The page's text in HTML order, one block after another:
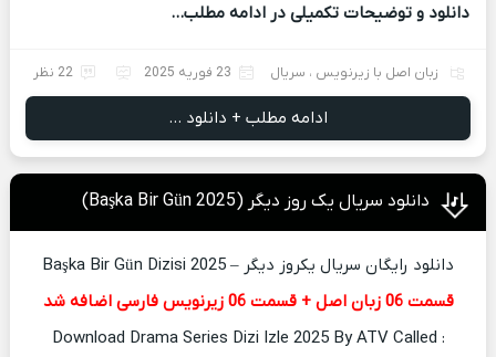
دانلود و توضیحات تکمیلی در ادامه مطلب…
زبان اصل با زیرنویس ، سریال 23 فوریه 2025 22 نظر
ادامه مطلب + دانلود ...
دانلود سریال یک روز دیگر (Başka Bir Gün 2025)
دانلود رایگان سریال یکروز دیگر – Başka Bir Gün Dizisi 2025
قسمت 06 زبان اصل + قسمت 06 زیرنویس فارسی اضافه شد
Download Drama Series Dizi Izle 2025 By ATV Called :